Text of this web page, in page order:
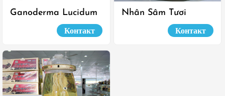
Ganoderma Lucidum
Контакт
Nhân Sâm Tươi
Контакт